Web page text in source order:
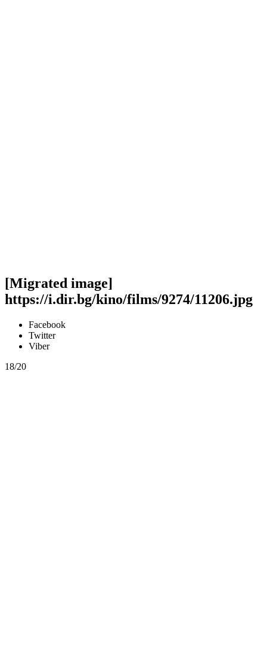
[Migrated image]
https://i.dir.bg/kino/films/9274/11206.jpg
Facebook
Twitter
Viber
18/20